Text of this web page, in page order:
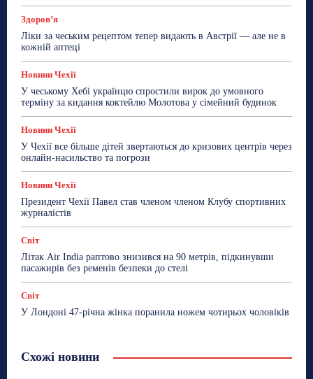
Здоровʼя
Ліки за чеським рецептом тепер видають в Австрії — але не в
кожній аптеці
Новини Чехії
У чеському Хебі українцю спростили вирок до умовного
терміну за кидання коктейлю Молотова у сімейний будинок
Новини Чехії
У Чехії все більше дітей звертаються до кризових центрів через
онлайн-насильство та погрози
Новини Чехії
Президент Чехії Павел став членом членом Клубу спортивних
журналістів
Світ
Літак Air India раптово знизився на 90 метрів, підкинувши
пасажирів без ременів безпеки до стелі
Світ
У Лондоні 47-річна жінка поранила ножем чотирьох чоловіків
Схожі новини